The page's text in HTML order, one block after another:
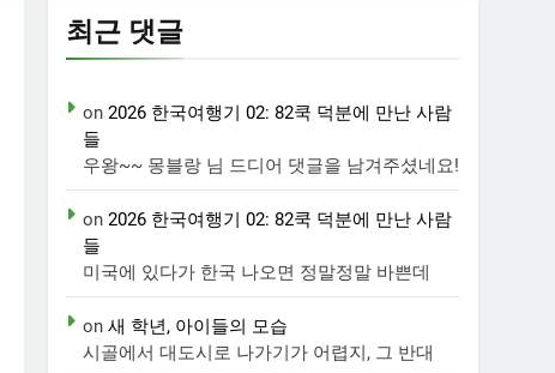
최근 댓글
on 2026 한국여행기 02: 82쿡 덕분에 만난 사람
들
우왕~~ 몽블랑 님 드디어 댓글을 남겨주셨네요!
on 2026 한국여행기 02: 82쿡 덕분에 만난 사람
들
미국에 있다가 한국 나오면 정말정말 바쁜데
on 새 학년, 아이들의 모습
시골에서 대도시로 나가기가 어렵지, 그 반대